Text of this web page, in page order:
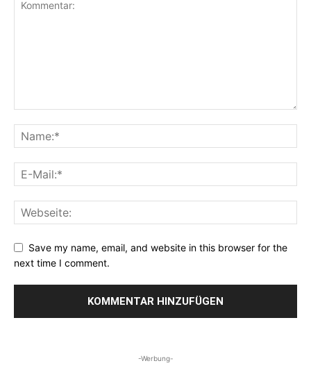
Save my name, email, and website in this browser for the
next time I comment.
-Werbung-